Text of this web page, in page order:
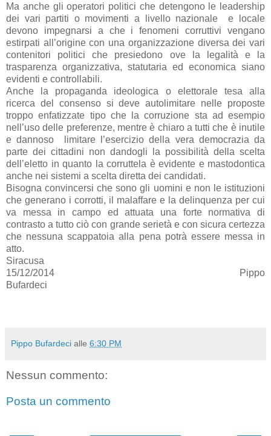
Ma anche gli operatori politici che detengono le leadership
dei vari partiti o movimenti a livello nazionale
e locale
devono impegnarsi a che i fenomeni corruttivi vengano
estirpati all’origine con una organizzazione diversa dei vari
contenitori politici che presiedono ove la legalità e la
trasparenza organizzativa, statutaria ed economica siano
evidenti e controllabili.
Anche la propaganda ideologica o elettorale tesa alla
ricerca del consenso si deve autolimitare nelle proposte
troppo enfatizzate tipo che la corruzione sta ad esempio
nell’uso delle preferenze, mentre è chiaro a tutti che è inutile
e dannoso
limitare l’esercizio della vera democrazia da
parte dei cittadini non dandogli la possibilità della scelta
dell’eletto in quanto la corruttela è evidente e mastodontica
anche nei sistemi a scelta diretta dei candidati.
Bisogna convincersi che sono gli uomini e non le istituzioni
che generano i corrotti, il malaffare e la delinquenza per cui
va messa in campo ed attuata una forte normativa di
contrasto a tutto ciò con grande serietà e con sicura certezza
che nessuna scappatoia alla pena potrà essere messa in
atto.
Siracusa
15/12/2014
Pippo
Bufardeci
Pippo Bufardeci alle 6:30 PM
Nessun commento:
Posta un commento